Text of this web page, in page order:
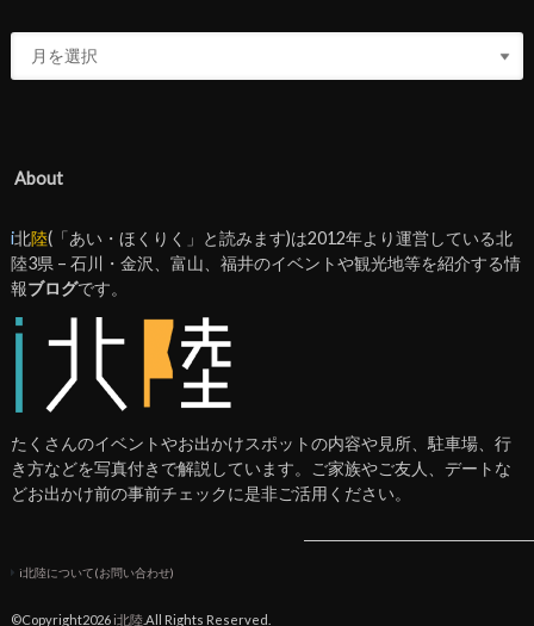
About
i北陸(「あい・ほくりく」と読みます)は2012年より運営している北
陸3県 – 石川・金沢、富山、福井のイベントや観光地等を紹介する情
報ブログです。
たくさんのイベントやお出かけスポットの内容や見所、駐車場、行
き方などを写真付きで解説しています。ご家族やご友人、デートな
どお出かけ前の事前チェックに是非ご活用ください。
i北陸について(お問い合わせ)
©Copyright2026i北陸.All Rights Reserved.